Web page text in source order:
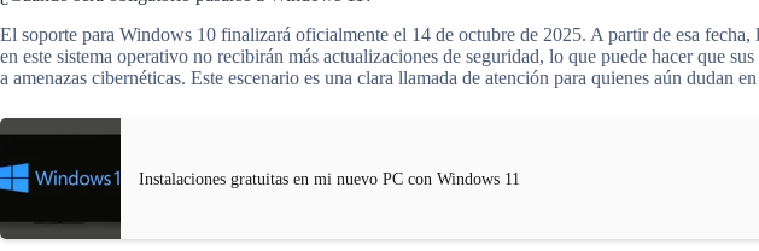
El soporte para Windows 10 finalizará oficialmente el 14 de octubre de 2025. A partir de esa fecha,
en este sistema operativo no recibirán más actualizaciones de seguridad, lo que puede hacer que
a amenazas cibernéticas. Este escenario es una clara llamada de atención para quienes aún dudan
Instalaciones gratuitas en mi nuevo PC con Windows 11